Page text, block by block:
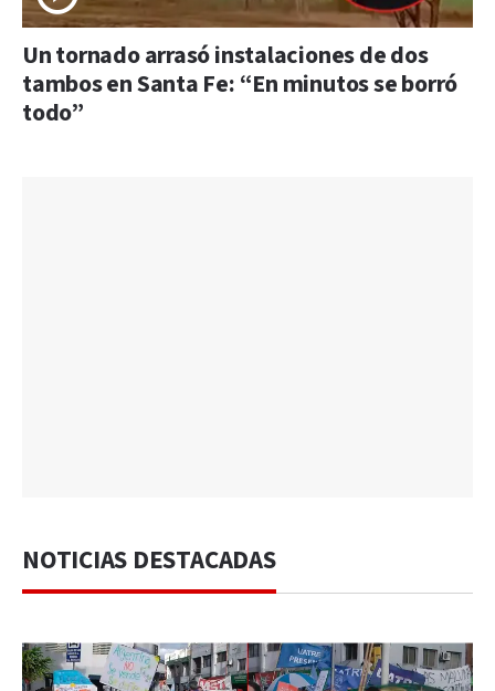
Un tornado arrasó instalaciones de dos
tambos en Santa Fe: “En minutos se borró
todo”
NOTICIAS DESTACADAS